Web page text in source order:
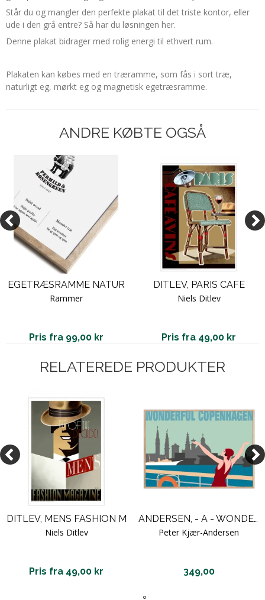
Står du og mangler den perfekte plakat til det triste kontor, eller
ude i den grå entre? Så har du løsningen her.
Denne plakat bidrager med rolig energi til ethvert rum.
Plakaten kan købes med en træramme, som fås i sort træ,
naturligt eg, mørkt eg og magnetisk egetræsramme.
ANDRE KØBTE OGSÅ
EGETRÆSRAMME NATUR
Rammer
Pris fra 99,00 kr
DITLEV, PARIS CAFE
Niels Ditlev
Pris fra 49,00 kr
RELATEREDE PRODUKTER
DITLEV, MENS FASHION M
Niels Ditlev
Pris fra 49,00 kr
ANDERSEN, - A - WONDERFUL COPENHAGEN
Peter Kjær-Andersen
349,00